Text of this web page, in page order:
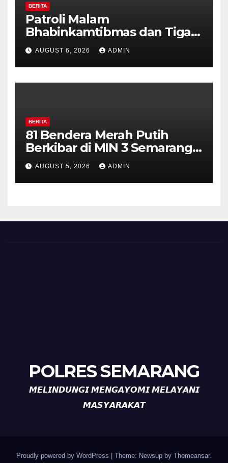
BERITA
Patroli Malam
Bhabinkamtibmas dan Tiga
Pilar Kelurahan Ungaran
Perkuat Kamtibmas, Warga
Diajak Aktifkan Ronda
AUGUST 6, 2026 ADMIN
BERITA
81 Bendera Merah Putih
Berkibar di MIN 3 Semarang,
Bhabinkamtibmas Desa
Timpik Hadiri Peringatan
HUT ke-81 Kemerdekaan RI
AUGUST 5, 2026 ADMIN
POLRES SEMARANG
𝙈𝙀𝙇𝙄𝙉𝘿𝙐𝙉𝙂𝙄 𝙈𝙀𝙉𝙂𝘼𝙔𝙊𝙈𝙄 𝙈𝙀𝙇𝘼𝙔𝘼𝙉𝙄
𝙈𝘼𝙎𝙔𝘼𝙍𝘼𝙆𝘼𝙏
Proudly powered by WordPress Theme: Newsup by Themeansar.